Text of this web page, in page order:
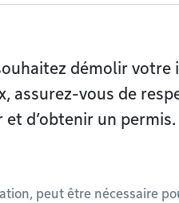
démolir votre
assurez-vous de
d’obtenir un permis.
peut être nécessaire